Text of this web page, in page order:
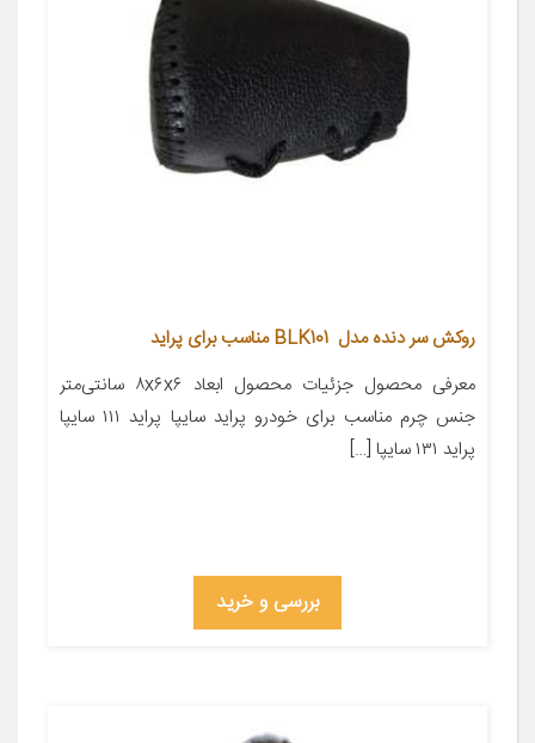
روکش سر دنده مدل BLK101 مناسب برای پراید
معرفی محصول جزئیات محصول ابعاد ۸x۶x۶ سانتی‌متر
جنس چرم مناسب برای خودرو پراید سایپا پراید ۱۱۱ سایپا
پراید ۱۳۱ سایپا […]
بررسی و خرید